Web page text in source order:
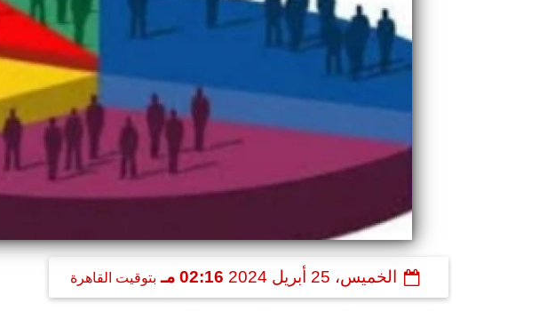
الخميس، 25 أبريل 2024 02:16 مـ بتوقيت القاهرة